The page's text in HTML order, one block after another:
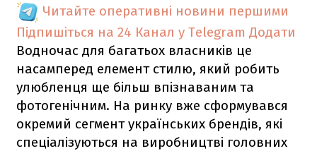
Читайте оперативні новини першими
Підпишіться на 24 Канал у Telegram Додати
Водночас для багатьох власників це
насамперед елемент стилю, який робить
улюбленця ще більш впізнаваним та
фотогенічним. На ринку вже сформувався
окремий сегмент українських брендів, які
спеціалізуються на виробництві головних